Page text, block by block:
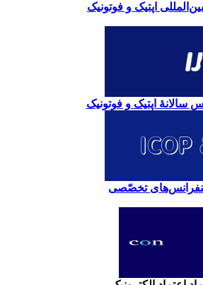
اپتیک و فوتونیک
سالانۀ اپتیک و فوتونیک
تخصّصی